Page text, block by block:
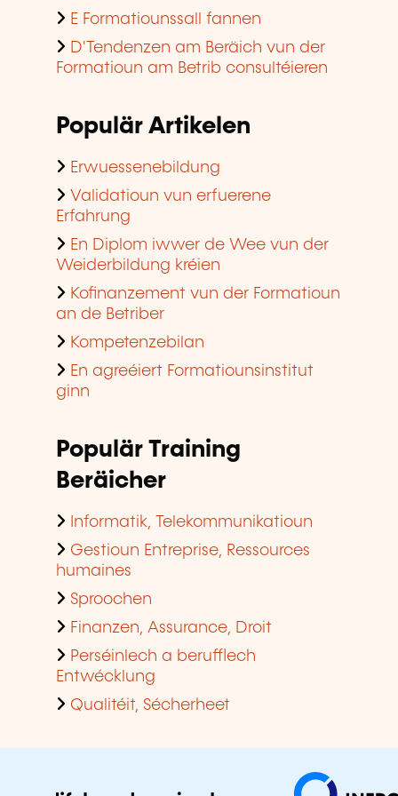
E Formatiounssall fannen
D'Tendenzen am Beräich vun der
Formatioun am Betrib consultéieren
Populär Artikelen
Erwuessenebildung
Validatioun vun erfuerene
Erfahrung
En Diplom iwwer de Wee vun der
Weiderbildung kréien
Kofinanzement vun der Formatioun
an de Betriber
Kompetenzebilan
En agreéiert Formatiounsinstitut
ginn
Populär Training
Beräicher
Informatik, Telekommunikatioun
Gestioun Entreprise, Ressources
humaines
Sproochen
Finanzen, Assurance, Droit
Perséinlech a berufflech
Entwécklung
Qualitéit, Sécherheet